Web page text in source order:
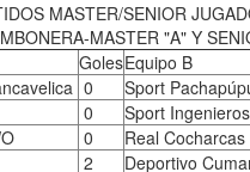
MASTER/SENIOR
MASTER "A" Y
GolesEquipo B
0 Sport
0 Sport
0 Real Cocharcas
2 Deportivo